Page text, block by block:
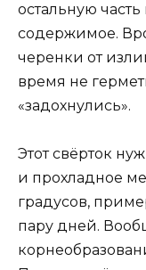
остальную
содержимое.
черенки от
время не
«задохнулись».
Этот свёрток
и прохладное
градусов,
пару дней.